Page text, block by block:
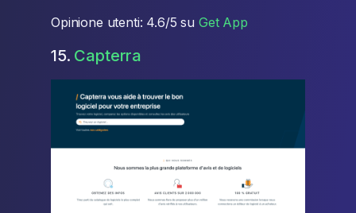
Opinione utenti: 4.6/5 su Get App
15. Capterra